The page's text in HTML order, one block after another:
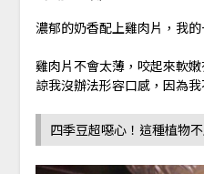
濃郁的奶香配上雞肉片，我
雞肉片不會太薄，咬起來軟
諒我沒辦法形容口感，因為
四季豆超噁心！這種植物